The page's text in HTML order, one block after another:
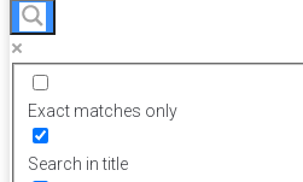
Exact matches only
Search in title